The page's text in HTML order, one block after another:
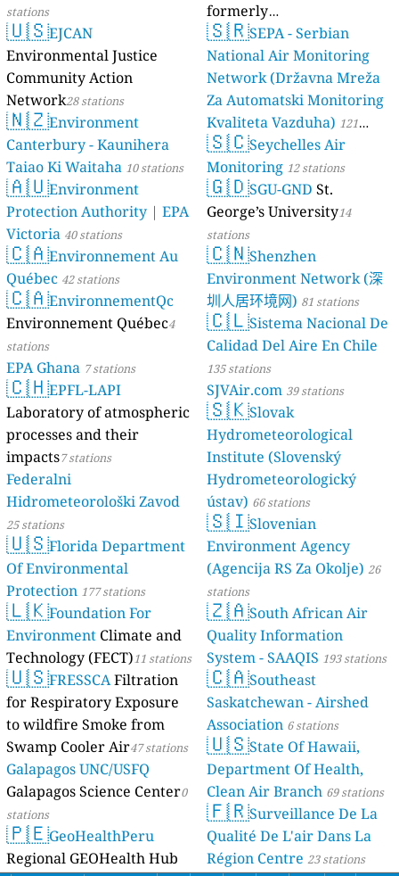
stations
🇺🇸EJCAN
Environmental Justice
Community Action
Network28 stations
🇳🇿Environment
Canterbury - Kaunihera
Taiao Ki Waitaha 10 stations
🇦🇺Environment
Protection Authority | EPA
Victoria 40 stations
🇨🇦Environnement Au
Québec 42 stations
🇨🇦EnvironnementQc
Environnement Québec4
stations
EPA Ghana 7 stations
🇨🇭EPFL-LAPI
Laboratory of atmospheric
processes and their
impacts7 stations
Federalni
Hidrometeorološki Zavod
25 stations
🇺🇸Florida Department
Of Environmental
Protection 177 stations
🇱🇰Foundation For
Environment Climate and
Technology (FECT)11 stations
🇺🇸FRESSCAFiltration
for Respiratory Exposure
to wildfire Smoke from
Swamp Cooler Air47 stations
Galapagos UNC/USFQ
Galapagos Science Center0
stations
🇵🇪GeoHealthPeru
Regional GEOHealth Hub
formerly
luftdaten.info35819 stations
🇸🇷SEPA - Serbian
National Air Monitoring
Network (Državna Mreža
Za Automatski Monitoring
Kvaliteta Vazduha) 121
stations
🇸🇨Seychelles Air
Monitoring 12 stations
🇬🇩SGU-GND St.
George’s University14
stations
🇨🇳Shenzhen
Environment Network (深
圳人居环境网) 81 stations
🇨🇱Sistema Nacional De
Calidad Del Aire En Chile
135 stations
SJVAir.com 39 stations
🇸🇰Slovak
Hydrometeorological
Institute (Slovenský
Hydrometeorologický
ústav) 66 stations
🇸🇮Slovenian
Environment Agency
(Agencija RS Za Okolje) 26
stations
🇿🇦South African Air
Quality Information
System - SAAQIS 193 stations
🇨🇦Southeast
Saskatchewan - Airshed
Association 6 stations
🇺🇸State Of Hawaii,
Department Of Health,
Clean Air Branch 69 stations
🇫🇷Surveillance De La
Qualité De L'air Dans La
Région Centre 23 stations